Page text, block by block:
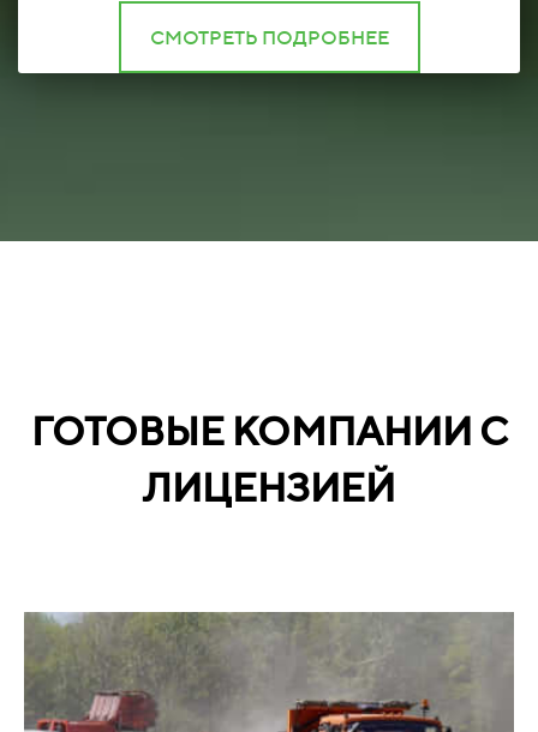
СМОТРЕТЬ ПОДРОБНЕЕ
ГОТОВЫЕ КОМПАНИИ С
ЛИЦЕНЗИЕЙ